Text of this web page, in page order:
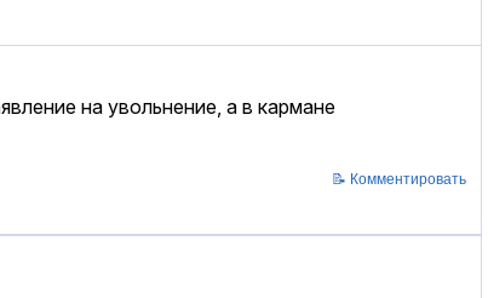
на увольнение, а в кармане
📝 Комментировать